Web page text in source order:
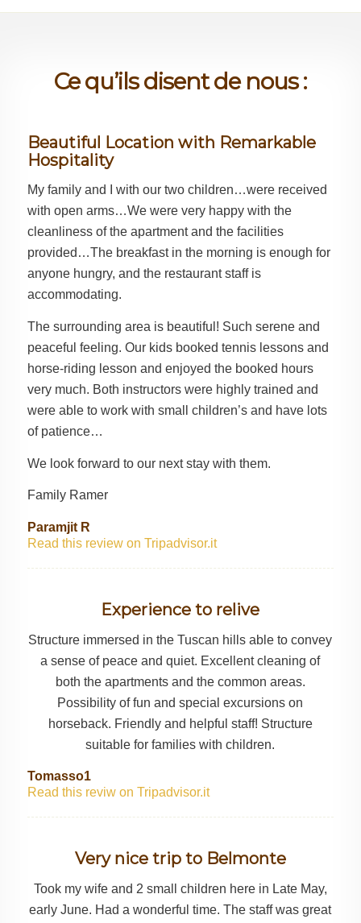
Ce qu’ils disent de nous :
Beautiful Location with Remarkable
Hospitality
My family and I with our two children…were received
with open arms…We were very happy with the
cleanliness of the apartment and the facilities
provided…The breakfast in the morning is enough for
anyone hungry, and the restaurant staff is
accommodating.
The surrounding area is beautiful! Such serene and
peaceful feeling. Our kids booked tennis lessons and
horse-riding lesson and enjoyed the booked hours
very much. Both instructors were highly trained and
were able to work with small children’s and have lots
of patience…
We look forward to our next stay with them.
Family Ramer
Paramjit R
Read this review on Tripadvisor.it
Experience to relive
Structure immersed in the Tuscan hills able to convey
a sense of peace and quiet. Excellent cleaning of
both the apartments and the common areas.
Possibility of fun and special excursions on
horseback. Friendly and helpful staff! Structure
suitable for families with children.
Tomasso1
Read this reviw on Tripadvisor.it
Very nice trip to Belmonte
Took my wife and 2 small children here in Late May,
early June. Had a wonderful time. The staff was great